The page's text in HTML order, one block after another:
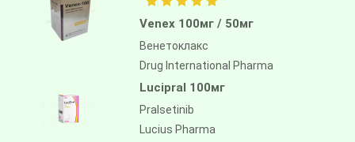
Venex 100мг / 50мг
Венетоклакс
Drug International Pharma
Lucipral 100мг
Pralsetinib
Lucius Pharma